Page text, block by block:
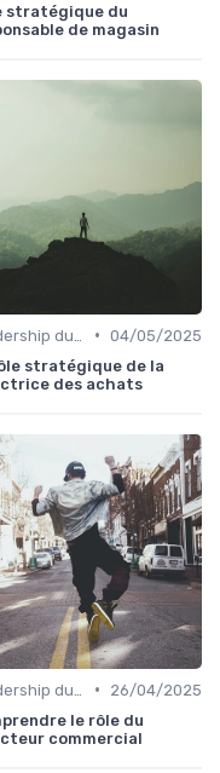
stratégique du
de magasin
• 04/05/2025
stratégique de la
des achats
•
26/04/2025
le rôle du
commercial